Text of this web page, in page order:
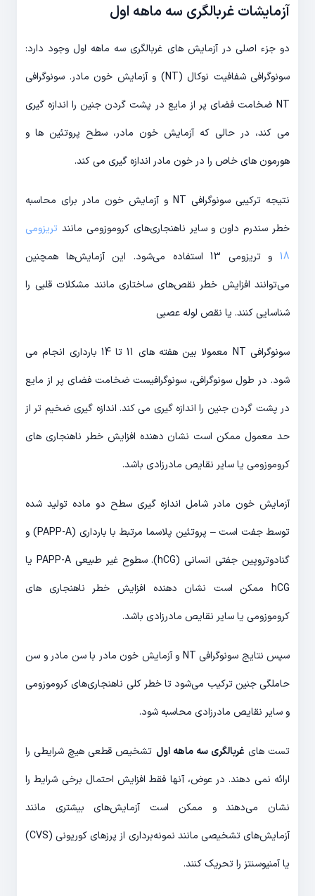
آزمایشات غربالگری سه ماهه اول
دو جزء اصلی در آزمایش های غربالگری سه ماهه اول وجود دارد:
سونوگرافی شفافیت نوکال (NT) و آزمایش خون مادر. سونوگرافی
NT ضخامت فضای پر از مایع در پشت گردن جنین را اندازه گیری
می کند، در حالی که آزمایش خون مادر، سطح پروتئین ها و
هورمون های خاص را در خون مادر اندازه گیری می کند.
نتیجه ترکیبی سونوگرافی NT و آزمایش خون مادر برای محاسبه
خطر سندرم داون و سایر ناهنجاری‌های کروموزومی مانند تریزومی
18
و تریزومی 13 استفاده می‌شود. این آزمایش‌ها همچنین
می‌توانند افزایش خطر نقص‌های ساختاری مانند مشکلات قلبی را
شناسایی کنند. یا نقص لوله عصبی
سونوگرافی NT معمولا بین هفته های 11 تا 14 بارداری انجام می
شود. در طول سونوگرافی، سونوگرافیست ضخامت فضای پر از مایع
در پشت گردن جنین را اندازه گیری می کند. اندازه گیری ضخیم تر از
حد معمول ممکن است نشان دهنده افزایش خطر ناهنجاری های
کروموزومی یا سایر نقایص مادرزادی باشد.
آزمایش خون مادر شامل اندازه گیری سطح دو ماده تولید شده
توسط جفت است – پروتئین پلاسما مرتبط با بارداری (PAPP-A) و
گنادوتروپین جفتی انسانی (hCG). سطوح غیر طبیعی PAPP-A یا
hCG ممکن است نشان دهنده افزایش خطر ناهنجاری های
کروموزومی یا سایر نقایص مادرزادی باشد.
سپس نتایج سونوگرافی NT و آزمایش خون مادر با سن مادر و سن
حاملگی جنین ترکیب می‌شود تا خطر کلی ناهنجاری‌های کروموزومی
و سایر نقایص مادرزادی محاسبه شود.
تست های غربالگری سه ماهه اول تشخیص قطعی هیچ شرایطی را
ارائه نمی دهند. در عوض، آنها فقط افزایش احتمال برخی شرایط را
نشان می‌دهند و ممکن است آزمایش‌های بیشتری مانند
آزمایش‌های تشخیصی مانند نمونه‌برداری از پرزهای کوریونی (CVS)
یا آمنیوسنتز را تحریک کنند.